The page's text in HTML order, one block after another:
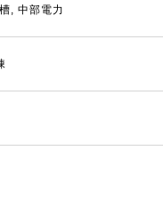
, 中部電力